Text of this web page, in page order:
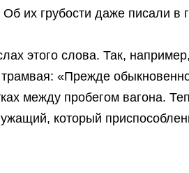
их грубости даже писали в
этого слова. Так,
«Прежде
между пробегом вагона.
который